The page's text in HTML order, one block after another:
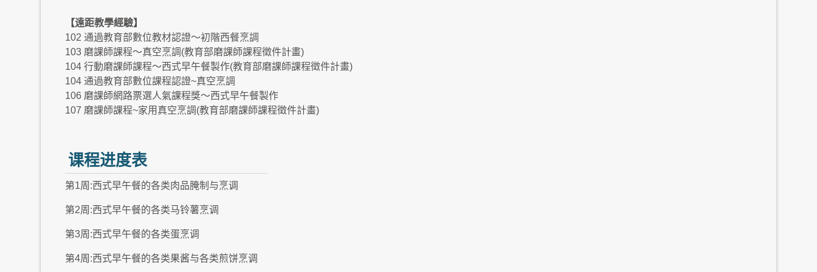
【遠距教學經驗】
102 通過教育部數位教材認證～初階西餐烹調
103 磨課師課程～真空烹調(教育部磨課師課程徵件計畫)
104 行動磨課師課程～西式早午餐製作(教育部磨課師課程徵件計畫)
104 通過教育部數位課程認證~真空烹調
106 磨課師網路票選人氣課程獎～西式早午餐製作
107 磨課師課程~家用真空烹調(教育部磨課師課程徵件計畫)
课程进度表
第1周:西式早午餐的各类肉品腌制与烹调
第2周:西式早午餐的各类马铃薯烹调
第3周:西式早午餐的各类蛋烹调
第4周:西式早午餐的各类果酱与各类煎饼烹调